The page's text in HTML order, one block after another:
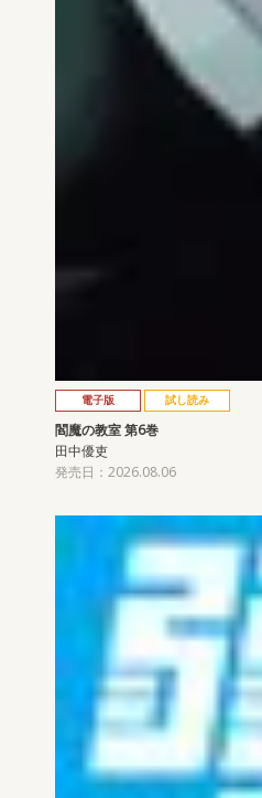
電子版 試し読み
閻魔の教室 第6巻
田中優吏
発売日：2026.08.06